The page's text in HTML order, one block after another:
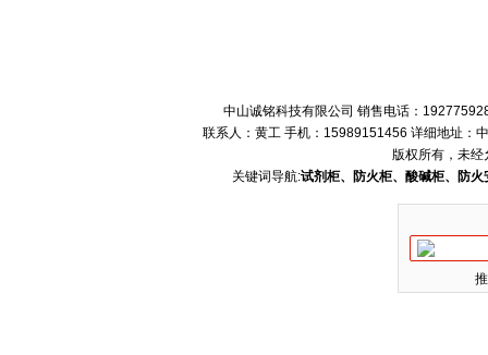
中山诚铭科技有限公司 销售电话：
联系人：黄工 手机：15989151456 详细地址：
版权所有，未经
关键词导航:试剂柜、防火柜、酸碱柜、防